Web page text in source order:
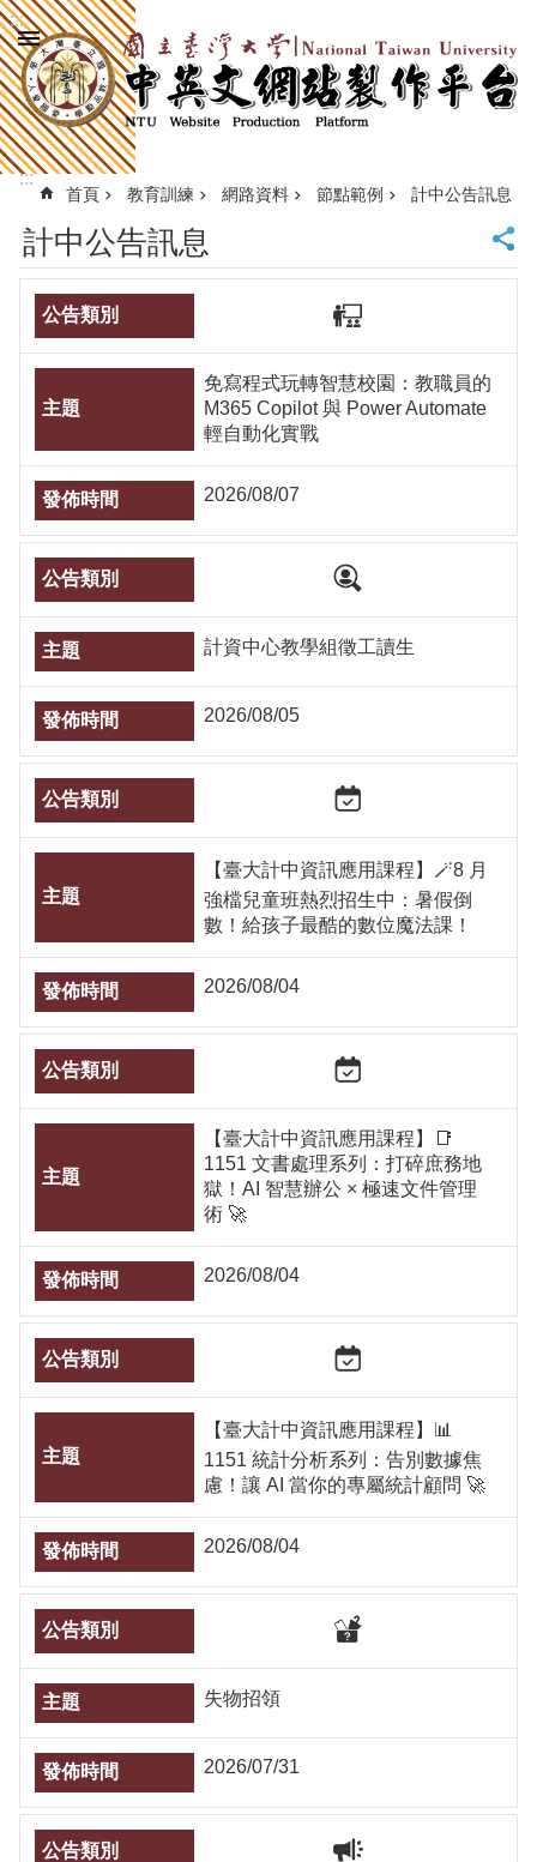
跳到主要內容區塊
進
階
搜
尋
回
頁
臺
大
首
頁
中
網
站
導
覽
服
務
窗
口
Line
FaceBook
最
新
息
關
台
服
務
資
源
育
常
見
問
題
問
題
報
常
用
表
單
:::
:::
首頁 教育訓練 網路資料 節點範例 計中公告訊息
計中公告訊息
免寫程式玩轉智慧校園：教職員的
M365 Copilot 與 Power Automate
輕自動化實戰
2026/08/07
計資中心教學組徵工讀生
2026/08/05
【臺大計中資訊應用課程】🪄8 月
強檔兒童班熱烈招生中：暑假倒
數！給孩子最酷的數位魔法課！
2026/08/04
【臺大計中資訊應用課程】📑
1151 文書處理系列：打碎庶務地
獄！AI 智慧辦公 × 極速文件管理
術 🚀
2026/08/04
【臺大計中資訊應用課程】📊
1151 統計分析系列：告別數據焦
慮！讓 AI 當你的專屬統計顧問 🚀
2026/08/04
失物招領
2026/07/31